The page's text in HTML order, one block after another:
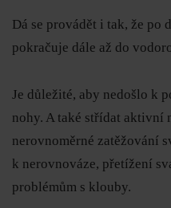
Dá se provádět i tak, že po
pokračuje dále až do
Je důležité, aby nedošlo k
nohy. A také střídat aktivní
nerovnoměrné zatěžování
k nerovnováze, přetížení
problémům s klouby.